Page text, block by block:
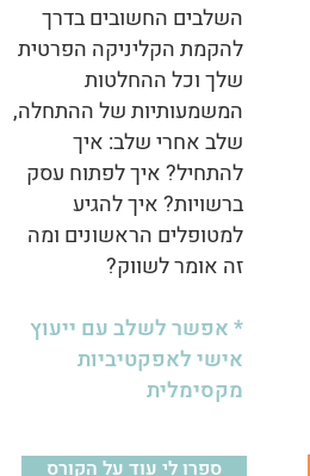
השלבים החשובים בדרך
להקמת הקליניקה הפרטית
שלך וכל ההחלטות
המשמעותיות של ההתחלה,
שלב אחרי שלב: איך
להתחיל? איך לפתוח עסק
ברשויות? איך להגיע
למטופלים הראשונים ומה
זה אומר לשווק?
* אפשר לשלב עם ייעוץ
אישי לאפקטיביות
מקסימלית
ספרו לי עוד על הקורס